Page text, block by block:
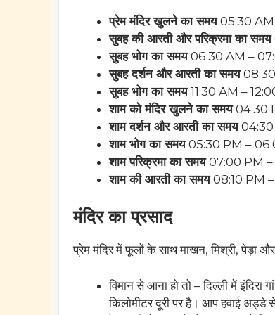
प्रेम मंदिर खुलने का समय05:30 AM
सुबह की आरती और परिक्रमा का समय
सुबह भोग का समय06:30 AM –
सुबह दर्शन और आरती का समय
सुबह भोग का समय11:30 AM –
शाम को मंदिर खुलने का समय04:30
शाम दर्शन और आरती का समय
शाम भोग का समय05:30 PM –
शाम परिक्रमा का समय07:00 PM
शाम की आरती का समय08:10 PM
मंदिर का प्रसाद
प्रेम मंदिर में फूलों के साथ माखन, मिश्री, पेड़ा और
विमान से आना हो तो – दिल्ली में इंदिरा
किलोमीटर दूरी पर है। आप हवाई अड्डे